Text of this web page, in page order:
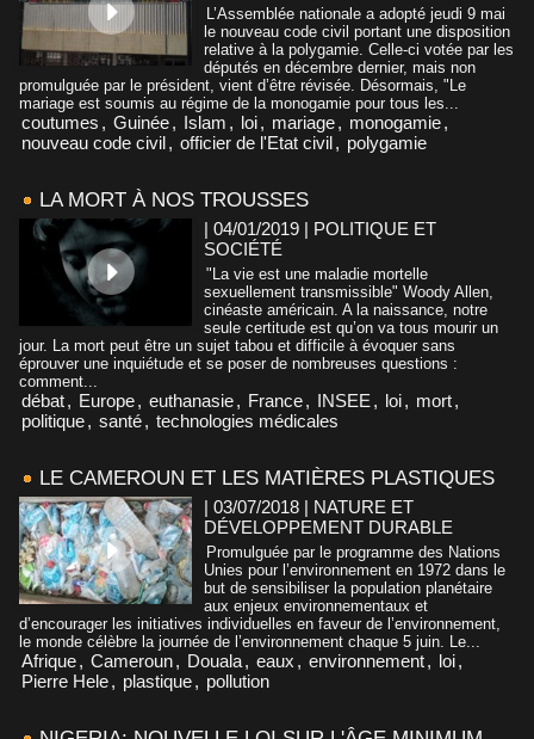
L’Assemblée nationale a adopté jeudi 9 mai
le nouveau code civil portant une disposition
relative à la polygamie. Celle-ci votée par les
députés en décembre dernier, mais non
promulguée par le président, vient d’être révisée. Désormais, "Le
mariage est soumis au régime de la monogamie pour tous les...
coutumes , Guinée, Islam , loi, mariage, monogamie,
nouveau code civil, officier de l'Etat civil, polygamie
LA MORT À NOS TROUSSES
| 04/01/2019 | POLITIQUE ET
SOCIÉTÉ
"La vie est une maladie mortelle
sexuellement transmissible" Woody Allen,
cinéaste américain. A la naissance, notre
seule certitude est qu’on va tous mourir un
jour. La mort peut être un sujet tabou et difficile à évoquer sans
éprouver une inquiétude et se poser de nombreuses questions :
comment...
débat, Europe, euthanasie, France, INSEE , loi, mort,
politique, santé, technologies médicales
LE CAMEROUN ET LES MATIÈRES PLASTIQUES
| 03/07/2018 | NATURE ET
DÉVELOPPEMENT DURABLE
Promulguée par le programme des Nations
Unies pour l’environnement en 1972 dans le
but de sensibiliser la population planétaire
aux enjeux environnementaux et
d’encourager les initiatives individuelles en faveur de l’environnement,
le monde célèbre la journée de l’environnement chaque 5 juin. Le...
Afrique, Cameroun, Douala, eaux , environnement, loi,
Pierre Hele, plastique, pollution